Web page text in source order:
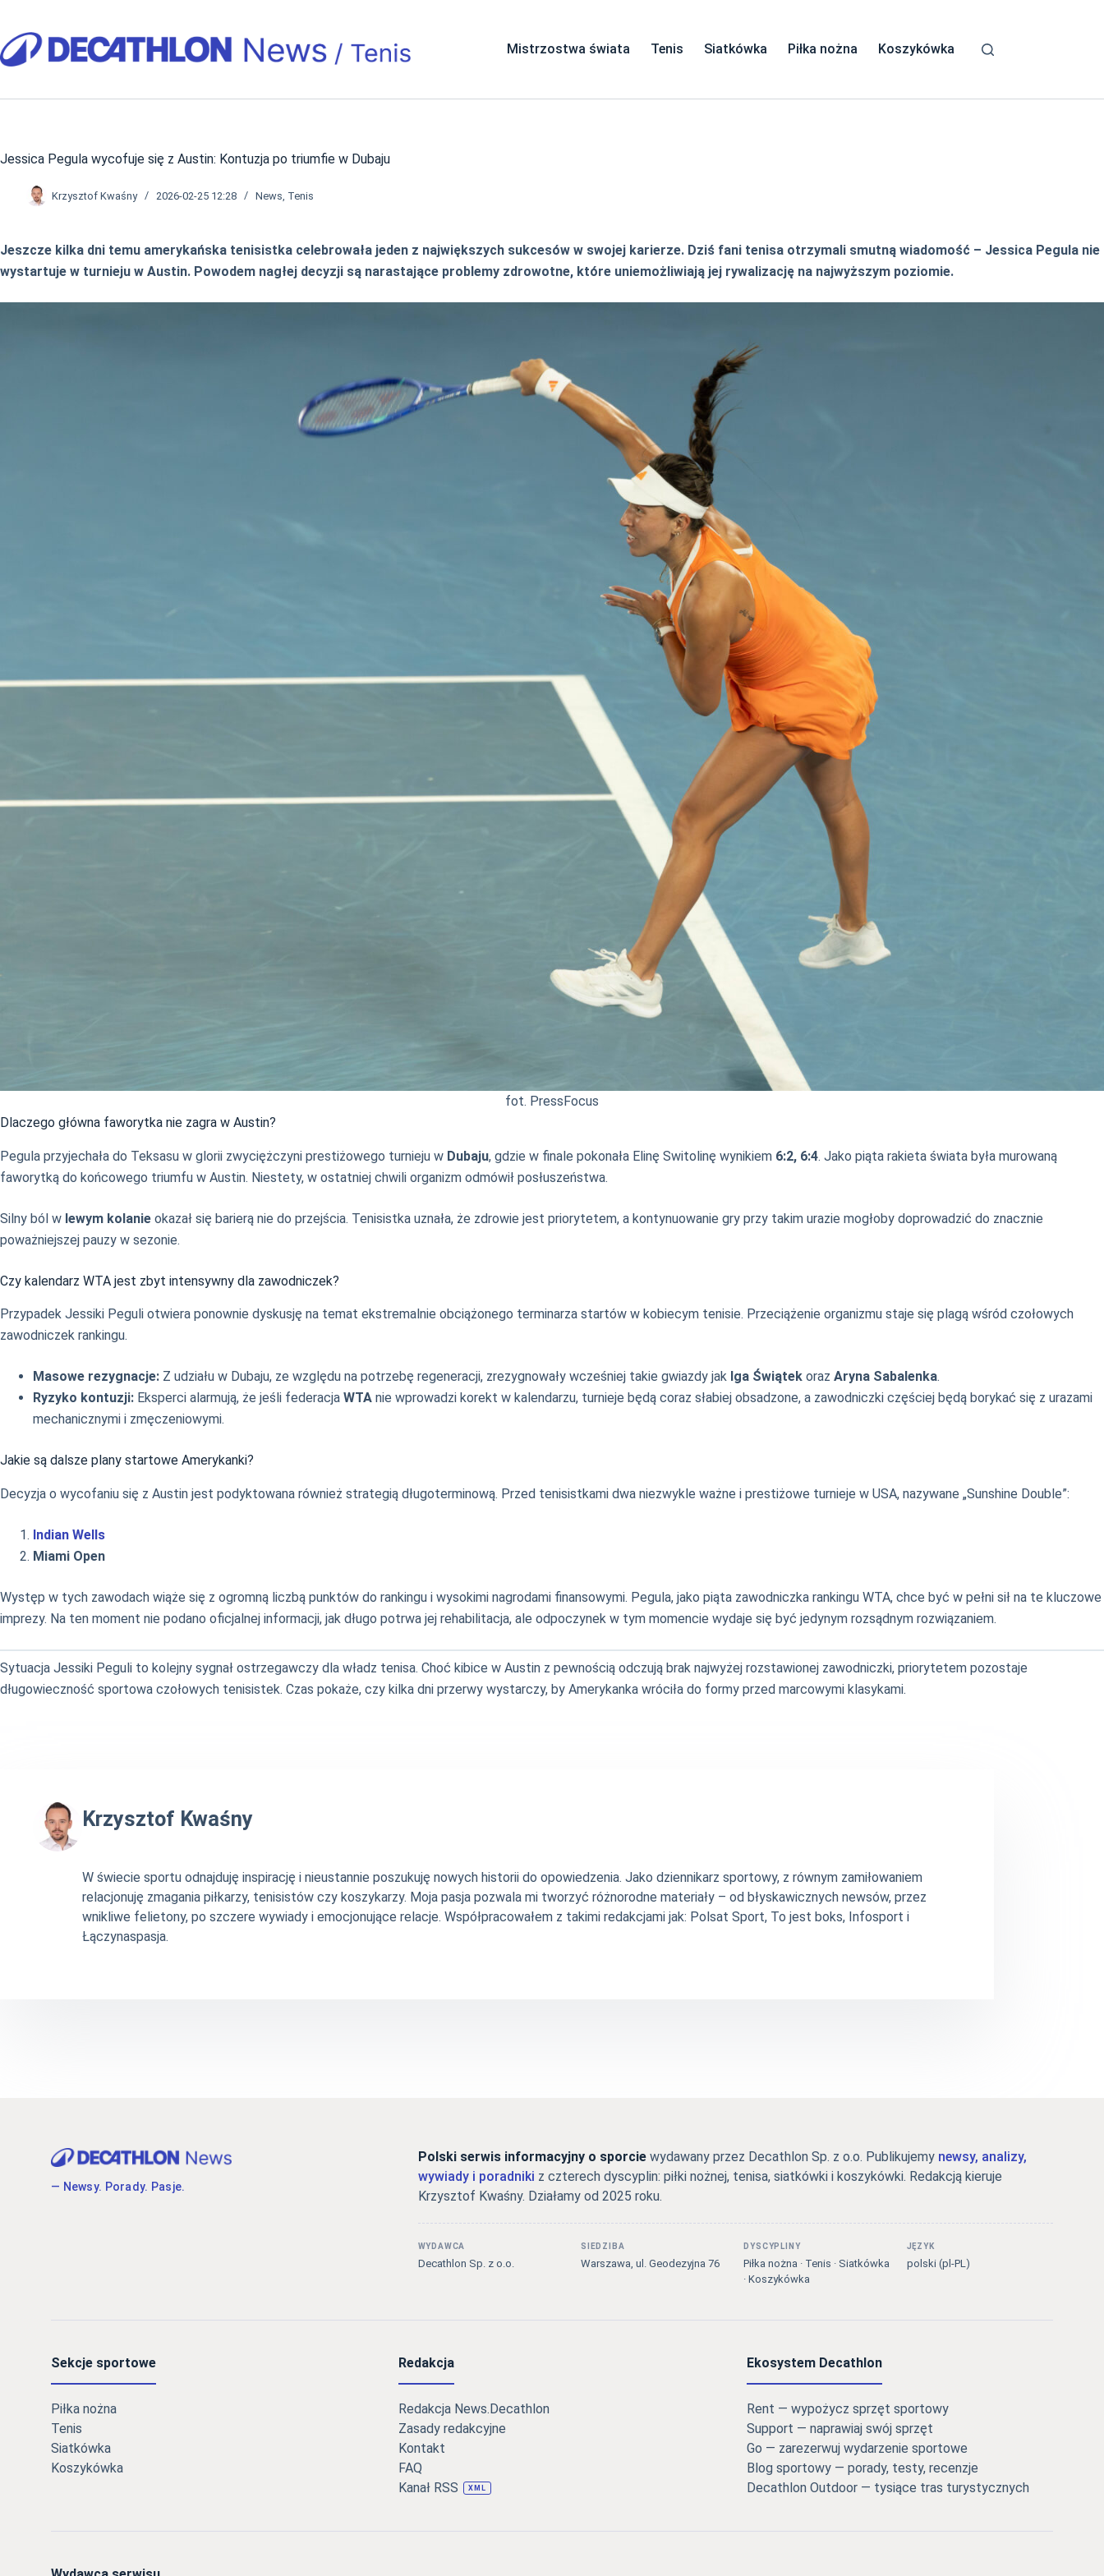
treści
Mistrzostwa świata Tenis Siatkówka Piłka nożna Koszykówka
Jessica Pegula wycofuje się z Austin: Kontuzja po triumfie w Dubaju
Krzysztof Kwaśny 2026-02-25 12:28 News Tenis
Jeszcze kilka dni temu amerykańska tenisistka celebrowała jeden z największych sukcesów w swojej karierze. Dziś fani tenisa otrzymali smutną wiadomość – Jessica Pegula nie
wystartuje w turnieju w Austin. Powodem nagłej decyzji są narastające problemy zdrowotne, które uniemożliwiają jej rywalizację na najwyższym poziomie.
fot. PressFocus
Dlaczego główna faworytka nie zagra w Austin?
Pegula przyjechała do Teksasu w glorii zwyciężczyni prestiżowego turnieju w Dubaju, gdzie w finale pokonała Elinę Switolinę wynikiem 6:2, 6:4. Jako piąta rakieta świata była murowaną
faworytką do końcowego triumfu w Austin. Niestety, w ostatniej chwili organizm odmówił posłuszeństwa.
Silny ból w lewym kolanie okazał się barierą nie do przejścia. Tenisistka uznała, że zdrowie jest priorytetem, a kontynuowanie gry przy takim urazie mogłoby doprowadzić do znacznie
poważniejszej pauzy w sezonie.
Czy kalendarz WTA jest zbyt intensywny dla zawodniczek?
Przypadek Jessiki Peguli otwiera ponownie dyskusję na temat ekstremalnie obciążonego terminarza startów w kobiecym tenisie. Przeciążenie organizmu staje się plagą wśród czołowych
zawodniczek rankingu.
Masowe rezygnacje: Z udziału w Dubaju, ze względu na potrzebę regeneracji, zrezygnowały wcześniej takie gwiazdy jak Iga Świątek oraz Aryna Sabalenka.
Ryzyko kontuzji: Eksperci alarmują, że jeśli federacja WTA nie wprowadzi korekt w kalendarzu, turnieje będą coraz słabiej obsadzone, a zawodniczki częściej będą borykać się z urazami
mechanicznymi i zmęczeniowymi.
Jakie są dalsze plany startowe Amerykanki?
Decyzja o wycofaniu się z Austin jest podyktowana również strategią długoterminową. Przed tenisistkami dwa niezwykle ważne i prestiżowe turnieje w USA, nazywane „Sunshine Double”:
Indian Wells
Miami Open
Występ w tych zawodach wiąże się z ogromną liczbą punktów do rankingu i wysokimi nagrodami finansowymi. Pegula, jako piąta zawodniczka rankingu WTA, chce być w pełni sił na te kluczowe
imprezy. Na ten moment nie podano oficjalnej informacji, jak długo potrwa jej rehabilitacja, ale odpoczynek w tym momencie wydaje się być jedynym rozsądnym rozwiązaniem.
Sytuacja Jessiki Peguli to kolejny sygnał ostrzegawczy dla władz tenisa. Choć kibice w Austin z pewnością odczują brak najwyżej rozstawionej zawodniczki, priorytetem pozostaje
długowieczność sportowa czołowych tenisistek. Czas pokaże, czy kilka dni przerwy wystarczy, by Amerykanka wróciła do formy przed marcowymi klasykami.
Krzysztof Kwaśny
W świecie sportu odnajduję inspirację i nieustannie poszukuję nowych historii do opowiedzenia. Jako dziennikarz sportowy, z równym zamiłowaniem
relacjonuję zmagania piłkarzy, tenisistów czy koszykarzy. Moja pasja pozwala mi tworzyć różnorodne materiały – od błyskawicznych newsów, przez
wnikliwe felietony, po szczere wywiady i emocjonujące relacje. Współpracowałem z takimi redakcjami jak: Polsat Sport, To jest boks, Infosport i
Łączynaspasja.
— Newsy. Porady. Pasje.
Polski serwis informacyjny o sporciewydawany przez Decathlon Sp. z o.o. Publikujemy newsy, analizy,
wywiady i poradniki z czterech dyscyplin: piłki nożnej, tenisa, siatkówki i koszykówki. Redakcją kieruje
Krzysztof Kwaśny. Działamy od 2025 roku.
WYDAWCA
Decathlon Sp. z o.o.
SIEDZIBA
Warszawa, ul. Geodezyjna 76
DYSCYPLINY
Piłka nożna · Tenis · Siatkówka
· Koszykówka
JĘZYK
polski (pl-PL)
Sekcje sportowe
Piłka nożna
Tenis
Siatkówka
Koszykówka
Redakcja
Redakcja News.Decathlon
Zasady redakcyjne
Kontakt
FAQ
Kanał RSS
XML
Ekosystem Decathlon
Rent — wypożycz sprzęt sportowy
Support — naprawiaj swój sprzęt
Go — zarezerwuj wydarzenie sportowe
Blog sportowy — porady, testy, recenzje
Decathlon Outdoor — tysiące tras turystycznych